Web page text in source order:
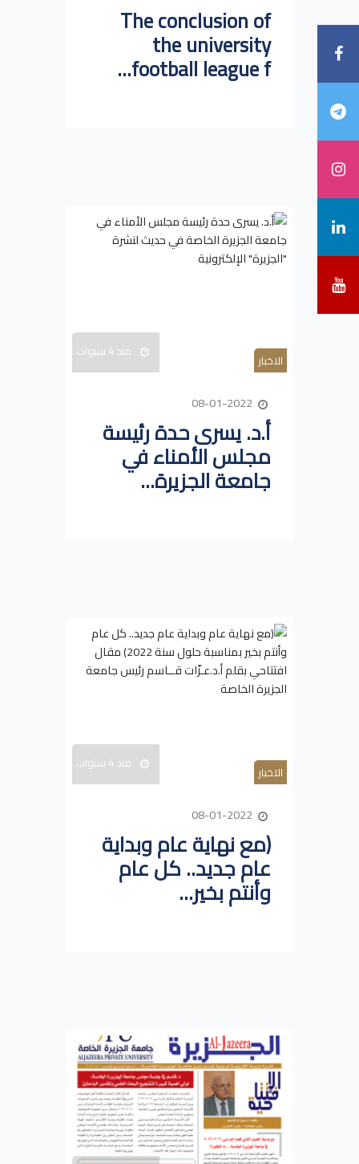
The conclusion of
the university
football league f...
الاخبار منذ 4 سنوات
أ.د. يسرى حدة رئيسة
مجلس الأمناء في
جامعة الجزيرة...
الاخبار منذ 4 سنوات
(مع نهاية عام وبداية
عام جديد.. كل عام
وأنتم بخير...